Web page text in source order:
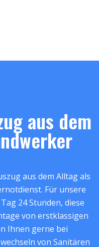
aus dem
aus dem Alltag als
Für unsere
24 Stunden, diese
von erstklassigen
Ihnen gerne bei
von Sanitären